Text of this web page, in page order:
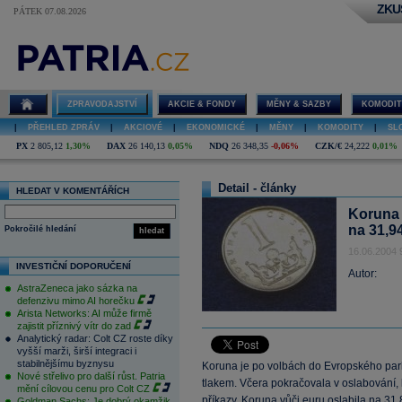
PÁTEK 07.08.2026
ZPRAVODAJSTVÍ AKCIE & FONDY MĚNY & SAZBY
PŘEHLED ZPRÁV AKCIOVÉ EKONOMICKÉ MĚNY KOMODITY
PX 2 805,12 1,30% DAX 26 140,13 0,05% NDQ 26 348,35 -0,06% CZK/€ 24,222 0,01%
HLEDAT V KOMENTÁŘÍCH
hledat
Pokročilé hledání
INVESTIČNÍ DOPORUČENÍ
AstraZeneca jako sázka na
defenzivu mimo AI horečku
Arista Networks: AI může firmě
zajistit příznivý vítr do zad
Analytický radar: Colt CZ roste díky
vyšší marži, širší integraci i
stabilnějšímu byznysu
Nové střelivo pro další růst. Patria
mění cílovou cenu pro Colt CZ
Detail - články
na
16.06.2004
Autor:
Koruna je po volbách do Evropského
tlakem. Včera pokračovala v